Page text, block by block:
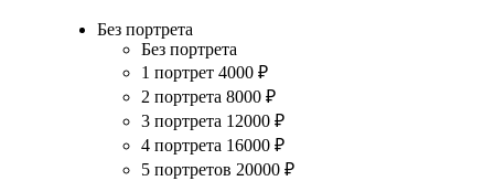
Без портрета
Без портрета
1 портрет 4000 ₽
2 портрета 8000 ₽
3 портрета 12000 ₽
4 портрета 16000 ₽
5 портретов 20000 ₽